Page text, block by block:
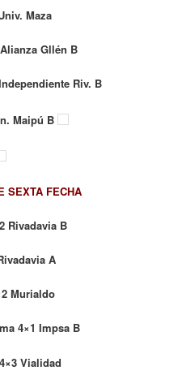
Maza
Gllén B
Riv. B
Maipú B
SEXTA FECHA
Rivadavia B
A
Murialdo
4×1 Impsa B
Vialidad